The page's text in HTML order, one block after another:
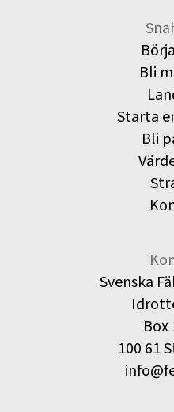
Bli
Starta
Bli
Svenska
Box
100 61